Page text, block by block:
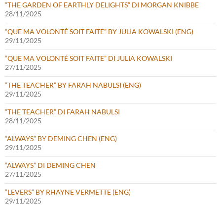
“THE GARDEN OF EARTHLY DELIGHTS” DI MORGAN KNIBBE
28/11/2025
“QUE MA VOLONTÉ SOIT FAITE” BY JULIA KOWALSKI (ENG)
29/11/2025
“QUE MA VOLONTÉ SOIT FAITE” DI JULIA KOWALSKI
27/11/2025
“THE TEACHER” BY FARAH NABULSI (ENG)
29/11/2025
“THE TEACHER” DI FARAH NABULSI
28/11/2025
“ALWAYS” BY DEMING CHEN (ENG)
29/11/2025
“ALWAYS” DI DEMING CHEN
27/11/2025
“LEVERS” BY RHAYNE VERMETTE (ENG)
29/11/2025